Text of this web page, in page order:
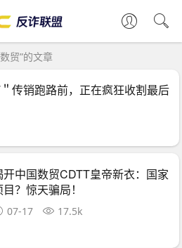
贸”的文章
传销跑路前，正在疯狂收割最后
开中国数贸CDTT皇帝新衣：国家
？惊天骗局！
07-17 17.5k